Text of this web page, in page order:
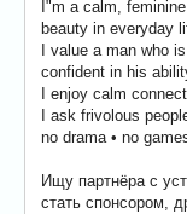
I"m a calm,
beauty in everyday
I value a man who
confident in his
I enjoy calm
I ask frivolous
no drama • no
Ищу партнёра с
стать спонсором,